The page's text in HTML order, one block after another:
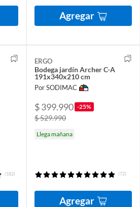
Agregar
(182)
ERGO
Bodega jardín Archer C-A
191x340x210 cm
Por SODIMAC
$ 399.990 -25%
$ 529.990
Llega mañana
(72)
Agregar